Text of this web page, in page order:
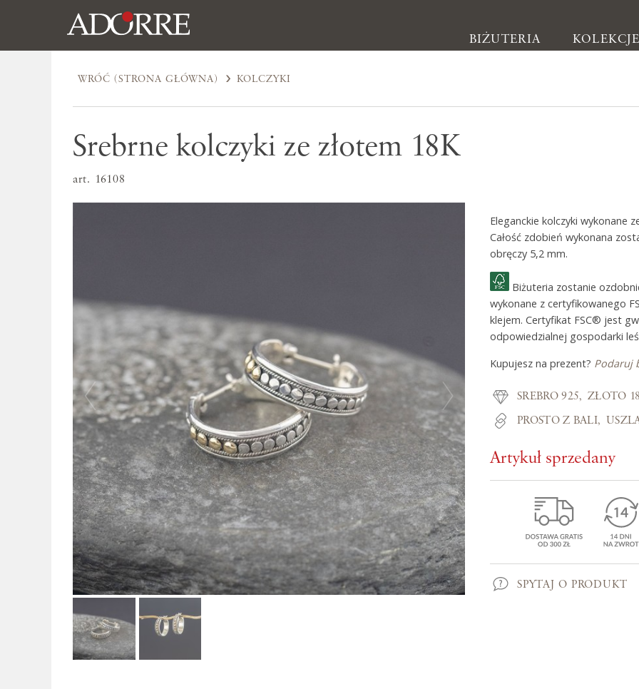
BIŻUTERIA KOLEKCJE
Biżuteria
Pierścionki
Broszki
Inne
Z miłości
O Adorre
Wyspa pełna inspiracji
WRÓĆ (STRONA GŁÓWNA) KOLCZYKI
Srebrne kolczyki ze złotem 18K
art. 16108
Eleganckie kolczyki wykonane
Całość zdobień wykonana
obręczy 5,2 mm.
Biżuteria zostanie
wykonane z certyfikowanego
klejem. Certyfikat FSC® jest
odpowiedzialnej gospodarki
Kupujesz na prezent? Podaruj
SREBRO 925 ZŁOTO
PROSTO Z BALI
Artykuł sprzedany
SPYTAJ O PRODUKT